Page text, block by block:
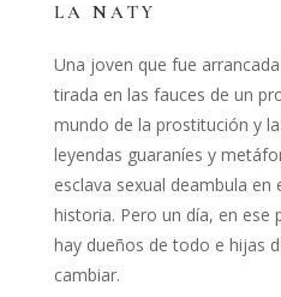
LA NATY
Una joven que fue
tirada en las fauces de un
mundo de la prostitución y
leyendas guaraníes y
esclava sexual deambula en
historia. Pero un día, en
hay dueños de todo e hijas
cambiar.